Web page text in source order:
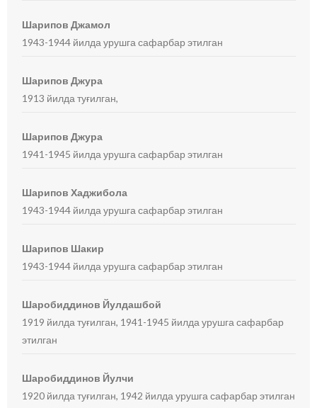
Шарипов Джамол
1943-1944 йилда урушга сафарбар этилган
Шарипов Джура
1913 йилда туғилган,
Шарипов Джура
1941-1945 йилда урушга сафарбар этилган
Шарипов Хаджибола
1943-1944 йилда урушга сафарбар этилган
Шарипов Шакир
1943-1944 йилда урушга сафарбар этилган
Шаробиддинов Йулдашбой
1919 йилда туғилган, 1941-1945 йилда урушга сафарбар
этилган
Шаробиддинов Йулчи
1920 йилда туғилган, 1942 йилда урушга сафарбар этилган